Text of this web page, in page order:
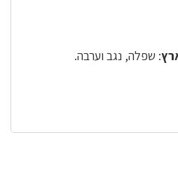
: שפלה, נגב וערבה.